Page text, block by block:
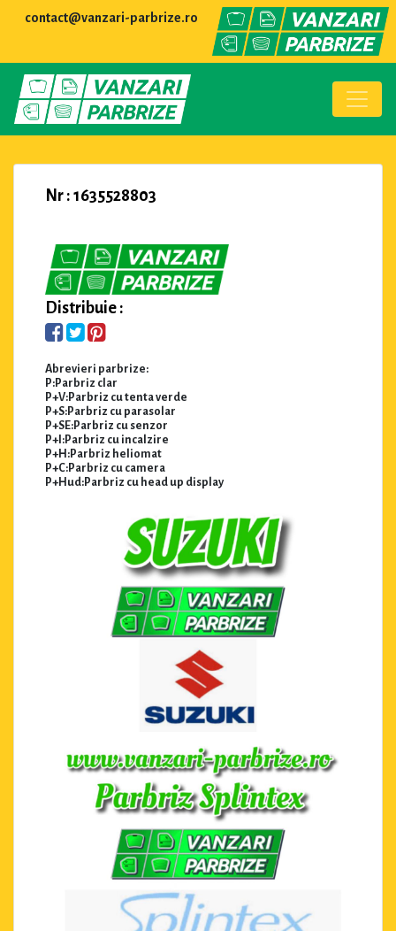
contact@vanzari-parbrize.ro
Nr : 1635528803
Distribuie :
Abrevieri parbrize:
P:Parbriz clar
P+V:Parbriz cu tenta verde
P+S:Parbriz cu parasolar
P+SE:Parbriz cu senzor
P+I:Parbriz cu incalzire
P+H:Parbriz heliomat
P+C:Parbriz cu camera
P+Hud:Parbriz cu head up display